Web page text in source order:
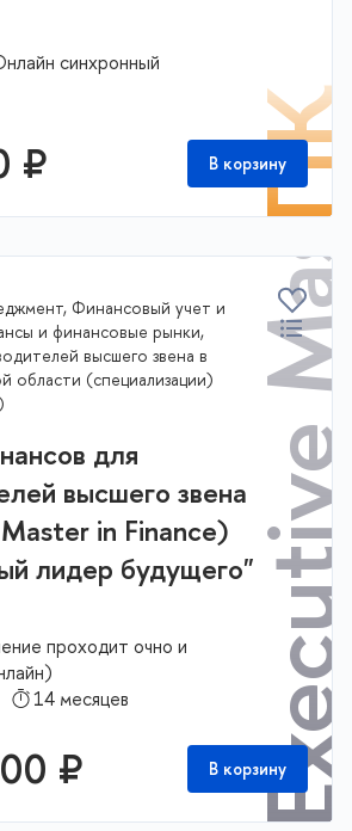
синхронный
₽ В корзину
Финансовый учет и
и финансовые рынки,
высшего звена в
области (специализации)
для
высшего звена
in Finance)
лидер будущего"
проходит очно и
14 месяцев
₽ В корзину